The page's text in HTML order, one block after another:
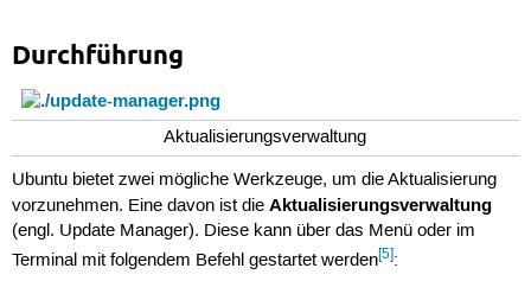
Durchführung
Aktualisierungsverwaltung
Ubuntu bietet zwei mögliche Werkzeuge, um die Aktualisierung
vorzunehmen. Eine davon ist die Aktualisierungsverwaltung
(engl. Update Manager). Diese kann über das Menü oder im
Terminal mit folgendem Befehl gestartet werden[5]: